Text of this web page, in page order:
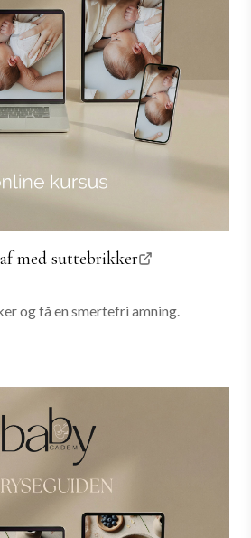
med suttebrikker
og få en smertefri amning.